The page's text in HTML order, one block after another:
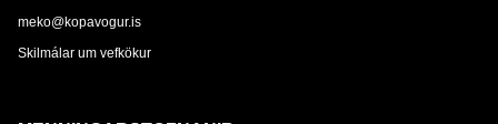
meko@kopavogur.is
Skilmálar um vefkökur